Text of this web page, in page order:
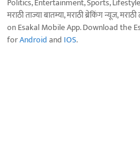
मराठी ताज्या बातम्या, मराठी ब्रेकिंग न्यूज,
on Esakal Mobile App. Download the
forAndroidand IOS.